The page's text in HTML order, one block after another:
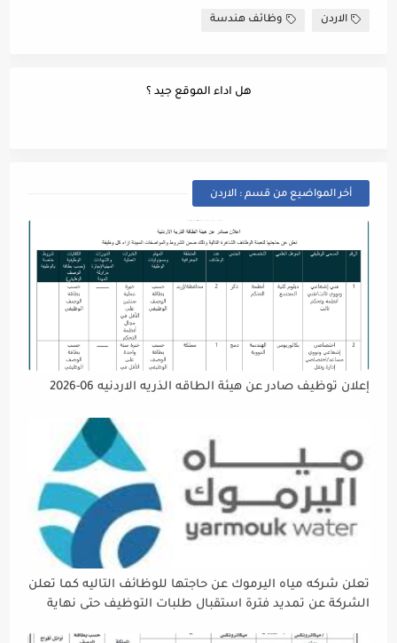
الاردن وظائف هندسة
هل اداء الموقع جيد ؟
أخر المواضيع من قسم : الاردن
إعلان توظيف صادر عن هيئة الطاقه الذريه الاردنيه 06-2026
تعلن شركه مياه اليرموك عن حاجتها للوظائف التاليه كما تعلن
الشركة عن تمديد فترة استقبال طلبات التوظيف حتى نهاية